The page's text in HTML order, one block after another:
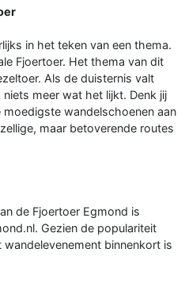
in het teken van een thema.
Fjoertoer. Het thema van dit
Als de duisternis valt
meer wat het lijkt. Denk jij
wandelschoenen aan
maar betoverende routes
de Fjoertoer Egmond is
Gezien de populariteit
binnenkort is